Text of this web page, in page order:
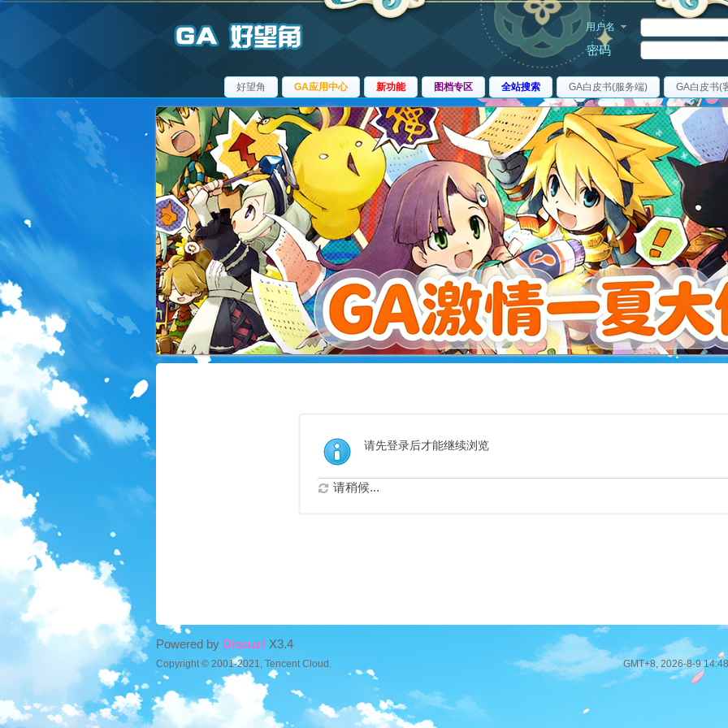
用户名
密码
好望角 GA应用中心 新功能 图档专区 全站搜索 GA白皮书(服务端) GA白皮书(
请先登录后才能继续浏览
请稍候...
GMT+8, 2026-8-9 14:48
Powered by Discuz! X3.4
Copyright © 2001-2021, Tencent Cloud.